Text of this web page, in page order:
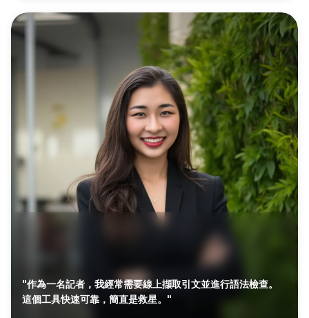
"作為一名記者，我經常需要線上擷取引文並進行語法檢查。
這個工具快速可靠，簡直是救星。"